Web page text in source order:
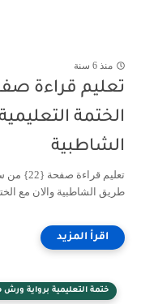
منذ 6 سنة
الختمة
الشاطبية
تعليم
طريق الشاطبية والان مع الختمة
ختمة التعليمية برواية ورش